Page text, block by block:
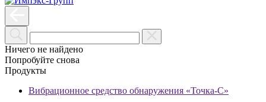
Ничего не найдено
Попробуйте снова
Продукты
Вибрационное средство обнаружения «Точка-С»